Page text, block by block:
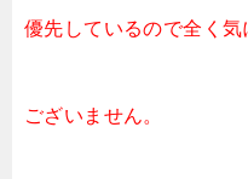
優先しているので全く気
ございません。